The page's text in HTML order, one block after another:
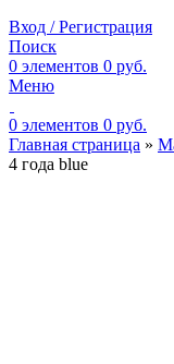
Вход / Регистрация
Поиск
0 элементов 0 руб.
Меню
0 элементов 0 руб.
Главная страница »
4 года blue